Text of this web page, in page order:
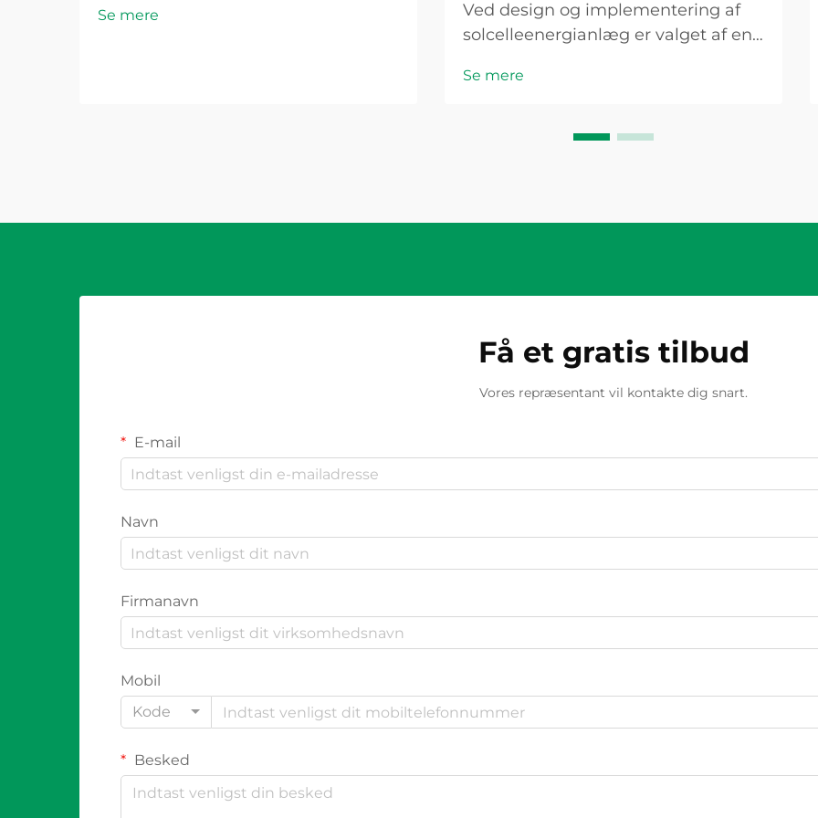
udendørs miljøer. En
Se mere
Ved design og implementering af
solcelleenergianlæg er valget af en
punkt, hvor sikkerhed, effektivitet
konvergerer. Denne væsentlige
Se mere
Få et gratis tilbud
Vores repræsentant vil kontakte dig snart.
E-mail
Navn
Firmanavn
Mobil
Kode
Besked